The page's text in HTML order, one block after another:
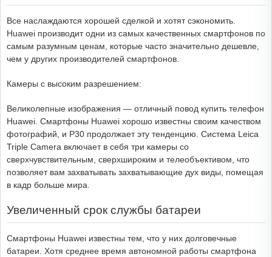
Все наслаждаются хорошей сделкой и хотят сэкономить.
Huawei производит одни из самых качественных смартфонов по
самым разумным ценам, которые часто значительно дешевле,
чем у других производителей смартфонов.
Камеры с высоким разрешением:
Великолепные изображения — отличный повод купить телефон
Huawei. Смартфоны Huawei хорошо известны своим качеством
фотографий, и P30 продолжает эту тенденцию. Система Leica
Triple Camera включает в себя три камеры со
сверхчувствительным, сверхшироким и телеобъективом, что
позволяет вам захватывать захватывающие дух виды, помещая
в кадр больше мира.
Увеличенный срок службы батареи
Смартфоны Huawei известны тем, что у них долговечные
батареи. Хотя среднее время автономной работы смартфона